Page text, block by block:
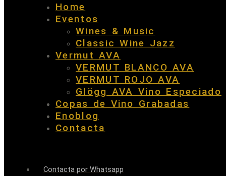
Home
Eventos
Wines & Music
Classic Wine Jazz
Vermut AVA
VERMUT BLANCO AVA
VERMUT ROJO AVA
Glögg AVA Vino Especiado
Copas de Vino Grabadas
Enoblog
Contacta
Contacta por Whatsapp